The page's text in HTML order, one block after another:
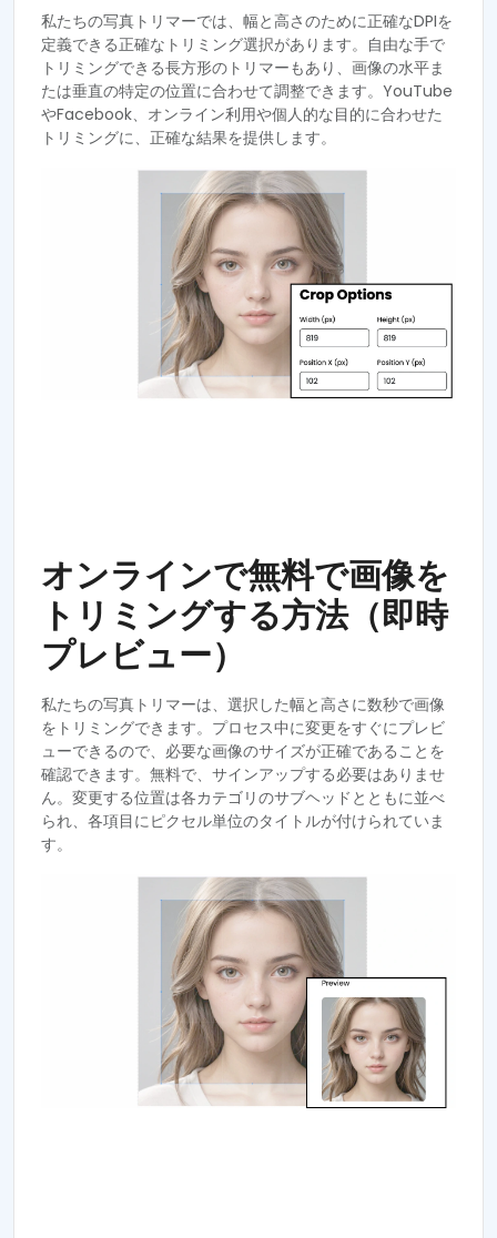
私たちの写真トリマーでは、幅と高さのために正確なDPIを
定義できる正確なトリミング選択があります。自由な手で
トリミングできる長方形のトリマーもあり、画像の水平ま
たは垂直の特定の位置に合わせて調整できます。YouTube
やFacebook、オンライン利用や個人的な目的に合わせた
トリミングに、正確な結果を提供します。
オンラインで無料で画像を
トリミングする方法（即時
プレビュー）
私たちの写真トリマーは、選択した幅と高さに数秒で画像
をトリミングできます。プロセス中に変更をすぐにプレビ
ューできるので、必要な画像のサイズが正確であることを
確認できます。無料で、サインアップする必要はありませ
ん。変更する位置は各カテゴリのサブヘッドとともに並べ
られ、各項目にピクセル単位のタイトルが付けられていま
す。